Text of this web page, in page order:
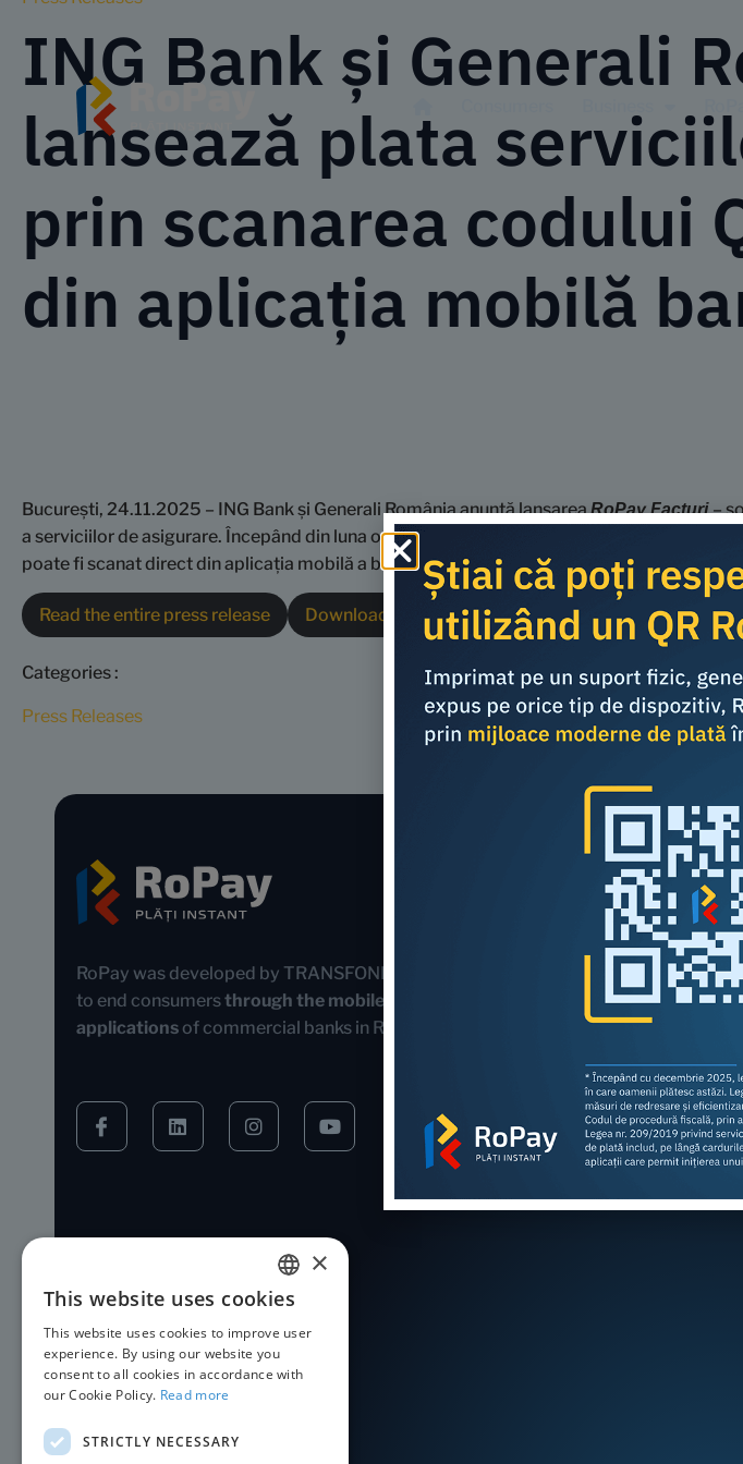
ING Bank și Generali
lansează plata
prin scanarea codului
din aplicația mobilă
București, 24.11.2025 – ING Bank și Generali România anunță lansareaRoPay Facturi–
a serviciilor de asigurare. Începând din luna octombrie, documentele de plată a primelor
poate fi scanat direct din aplicația mobilă a băncii, oferind o experiență de plată rapidă,
Read the entire press release Download PDF
Categories :
Press Releases
Share this
RoPay was developed by TRANSFOND and is offered
to end consumersthrough the mobile banking
applications of commercial banks in Romania.
ROMANIAN
ENGLISH
×
This website uses cookies
This website uses cookies to improve user
experience. By using our website you
consent to all cookies in accordance with
our Cookie Policy. Read more
STRICTLY NECESSARY